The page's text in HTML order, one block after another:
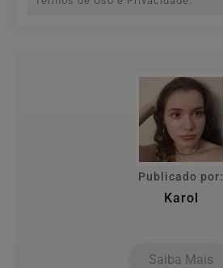
Publicado por:
Karol
Saiba Mais